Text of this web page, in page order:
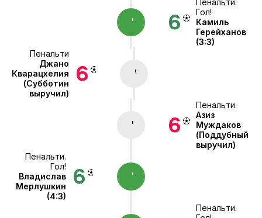
'
Пенальти.
Гол!
Камиль
Герейханов
(3:3)
Пенальти
Джано
Кварацхелия
(Субботин
выручил)
'
'
Пенальти
Азиз
Муждаков
(Поддубный
выручил)
Пенальти.
Гол!
Владислав
Мерлушкин
(4:3)
'
Пенальти.